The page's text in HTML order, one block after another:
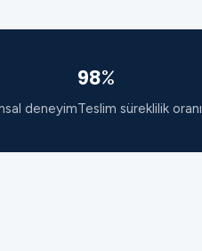
deneyim
98%
Teslim süreklilik oranı